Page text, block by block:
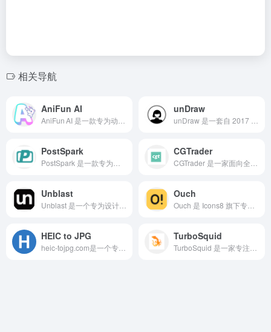
相关导航
AniFun AI unDraw
PostSpark CGTrader
Unblast Ouch
HEIC to JPG TurboSquid